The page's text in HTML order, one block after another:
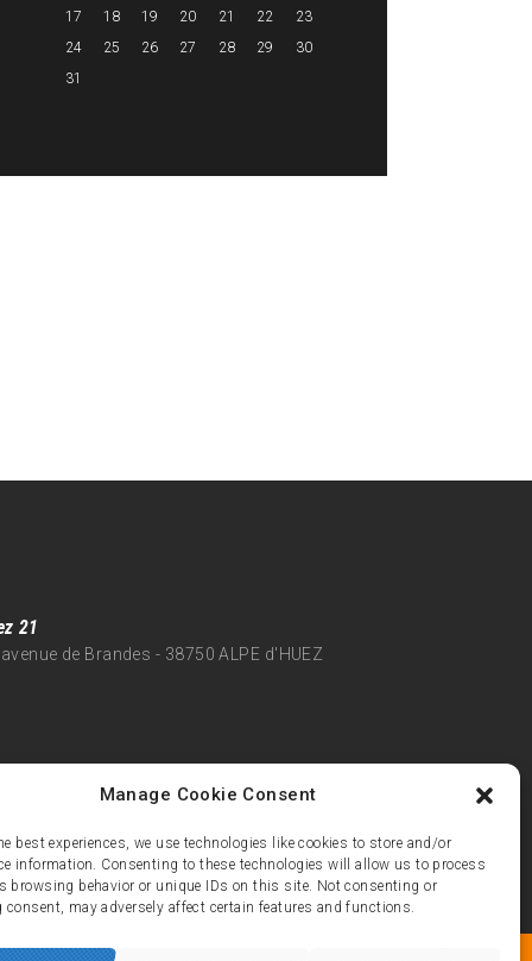
Manage Cookie Consent
best experiences, we use technologies like cookies to store and/or
information. Consenting to these technologies will allow us to process
browsing behavior or unique IDs on this site. Not consenting or
may adversely affect certain features and functions.
17
18 19 20 21 22
23
24
25 26 27 28 29
30
31
21
de Brandes - 38750 ALPE d'HUEZ